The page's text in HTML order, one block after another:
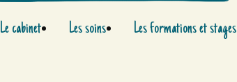
Le cabinet Les soins Les formations et stages